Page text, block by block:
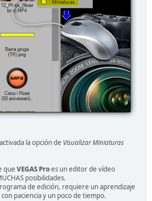
la opción de Visualizar Miniaturas
que VEGAS Proes un editor de vídeo
posibilidades.
de edición, requiere un aprendizaje
paciencia y un poco de tiempo.